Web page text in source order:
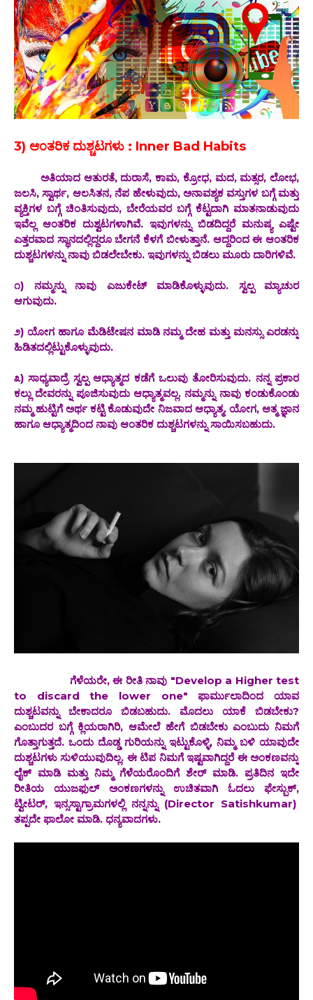
3) ಆಂತರಿಕ ದುಶ್ಚಟಗಳು : Inner Bad Habits
ಅತಿಯಾದ ಆತುರತೆ, ದುರಾಸೆ, ಕಾಮ, ಕ್ರೋಧ, ಮದ, ಮತ್ಸರ, ಲೋಭ,
ಜಲಸಿ, ಸ್ವಾರ್ಥ, ಆಲಸಿತನ, ನೆಪ ಹೇಳುವುದು, ಅನಾವಶ್ಯಕ ವಸ್ತುಗಳ ಬಗ್ಗೆ ಮತ್ತು
ವ್ಯಕ್ತಿಗಳ ಬಗ್ಗೆ ಚಿಂತಿಸುವುದು, ಬೇರೆಯವರ ಬಗ್ಗೆ ಕೆಟ್ಟದಾಗಿ ಮಾತನಾಡುವುದು
ಇವೆಲ್ಲ ಆಂತರಿಕ ದುಶ್ವಟಗಳಾಗಿವೆ. ಇವುಗಳನ್ನು ಬಿಡದಿದ್ದರೆ ಮನುಷ್ಯ ಎಷ್ಟೇ
ಎತ್ತರವಾದ ಸ್ಥಾನದಲ್ಲಿದ್ದರೂ ಬೇಗನೆ ಕೆಳಗೆ ಬೀಳುತ್ತಾನೆ. ಆದ್ದರಿಂದ ಈ ಆಂತರಿಕ
ದುಶ್ಚಟಗಳನ್ನು ನಾವು ಬಿಡಲೇಬೇಕು. ಇವುಗಳನ್ನು ಬಿಡಲು ಮೂರು ದಾರಿಗಳಿವೆ.
೧) ನಮ್ಮನ್ನು ನಾವು ಎಜುಕೇಟ್ ಮಾಡಿಕೊಳ್ಳುವುದು. ಸ್ವಲ್ಪ ಮ್ಯಾಚುರ
ಆಗುವುದು.
೨) ಯೋಗ ಹಾಗೂ ಮೆಡಿಟೇಷನ ಮಾಡಿ ನಮ್ಮ ದೇಹ ಮತ್ತು ಮನಸ್ಸು ಎರಡನ್ನು
ಹಿಡಿತದಲ್ಲಿಟ್ಟುಕೊಳ್ಳುವುದು.
೩) ಸಾಧ್ಯವಾದ್ರೆ ಸ್ವಲ್ಪ ಆಧ್ಯಾತ್ಮದ ಕಡೆಗೆ ಒಲುವು ತೋರಿಸುವುದು. ನನ್ನ ಪ್ರಕಾರ
ಕಲ್ಲು ದೇವರನ್ನು ಪೂಜಿಸುವುದು ಆಧ್ಯಾತ್ಮವಲ್ಲ. ನಮ್ಮನ್ನು ನಾವು ಕಂಡುಕೊಂಡು
ನಮ್ಮ ಹುಟ್ಟಿಗೆ ಅರ್ಥ ಕಟ್ಟಿ ಕೊಡುವುದೇ ನಿಜವಾದ ಆಧ್ಯಾತ್ಮ. ಯೋಗ, ಆತ್ಮ ಜ್ಞಾನ
ಹಾಗೂ ಆಧ್ಯಾತ್ಮದಿಂದ ನಾವು ಆಂತರಿಕ ದುಶ್ಚಟಗಳನ್ನು ಸಾಯಿಸಬಹುದು.
ಗೆಳೆಯರೇ, ಈ ರೀತಿ ನಾವು "Develop a Higher test
to discard the lower one" ಫಾರ್ಮುಲಾದಿಂದ ಯಾವ
ದುಶ್ಚಟವನ್ನು ಬೇಕಾದರೂ ಬಿಡಬಹುದು. ಮೊದಲು ಯಾಕೆ ಬಿಡಬೇಕು?
ಎಂಬುದರ ಬಗ್ಗೆ ಕ್ಲಿಯರಾಗಿರಿ, ಆಮೇಲೆ ಹೇಗೆ ಬಿಡಬೇಕು ಎಂಬುದು ನಿಮಗೆ
ಗೊತ್ತಾಗುತ್ತದೆ. ಒಂದು ದೊಡ್ಡ ಗುರಿಯನ್ನು ಇಟ್ಟುಕೊಳ್ಳಿ, ನಿಮ್ಮ ಬಳಿ ಯಾವುದೇ
ದುಶ್ಚಟಗಳು ಸುಳಿಯುವುದಿಲ್ಲ. ಈ ಟಿಪ ನಿಮಗೆ ಇಷ್ಟವಾಗಿದ್ದರೆ ಈ ಅಂಕಣವನ್ನು
ಲೈಕ್ ಮಾಡಿ ಮತ್ತು ನಿಮ್ಮ ಗೆಳೆಯರೊಂದಿಗೆ ಶೇರ್ ಮಾಡಿ. ಪ್ರತಿದಿನ ಇದೇ
ರೀತಿಯ ಯುಜಫುಲ್ ಅಂಕಣಗಳನ್ನು ಉಚಿತವಾಗಿ ಓದಲು ಫೇಸ್ಬುಕ್,
ಟ್ವೀಟರ್, ಇನ್ಸಸ್ಟಾಗ್ರಾಮಗಳಲ್ಲಿ ನನ್ನನ್ನು (Director Satishkumar)
ತಪ್ಪದೇ ಫಾಲೋ ಮಾಡಿ. ಧನ್ಯವಾದಗಳು.